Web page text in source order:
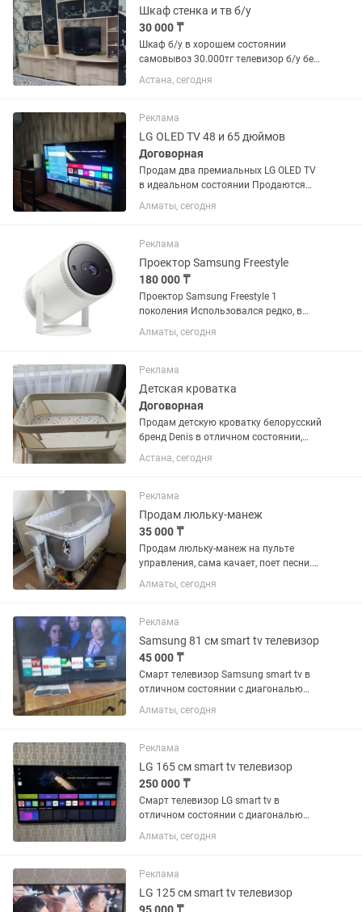
Шкаф стенка и тв б/у
30 000 ₸
Шкаф б/у в хорошем состоянии
самовывоз 30.000тг телевизор б/у без
пульта 10.000тг
Астана, сегодня
Реклама
LG OLED TV 48 и 65 дюймов
Договорная
Продам два премиальных LG OLED TV
в идеальном состоянии Продаются
два телевизора LG OLED,
приобретались новыми и
домашних условиях. Оба телевизора
полностью исправны,...
Алматы, сегодня
Реклама
Проектор Samsung Freestyle
180 000 ₸
Проектор Samsung Freestyle 1
поколения Использовался редко, в
отличном состоянии Полный
комплект: проектор, пульт, коробка,
Алматы, сегодня
Реклама
Детская кроватка
Договорная
Продам детскую кроватку белорусский
бренд Denis в отличном состоянии,
электронная качалка с пультом
управления, блютуз, мелодии, матрас в
Астана, сегодня
Реклама
Продам люльку-манеж
35 000 ₸
Продам люльку-манеж на пульте
управления, сама качает, поет песни.
Состояние очень хорошее
Алматы, сегодня
Реклама
Samsung 81 см smart tv телевизор
45 000 ₸
Смарт телевизор Samsung smart tv в
отличном состоянии с диагональю
экрана 81 см (32 дюйма). Встроенный
цифровой тюнер с 25 бесплатными
интересных...
Алматы, сегодня
Реклама
LG 165 см smart tv телевизор
250 000 ₸
Смарт телевизор LG smart tv в
отличном состоянии с диагональю
экрана 165 см (65 дюймов).
Встроенный цифровой тюнер с 25
и много других интересных...
Алматы, сегодня
Реклама
LG 125 см smart tv телевизор